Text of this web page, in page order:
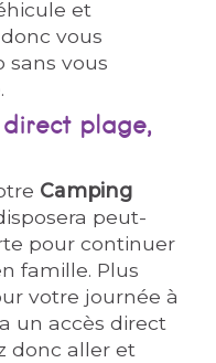
et
vous
sans vous
direct plage,
Camping
peut-
pour continuer
famille. Plus
votre journée à
un accès direct
donc aller et